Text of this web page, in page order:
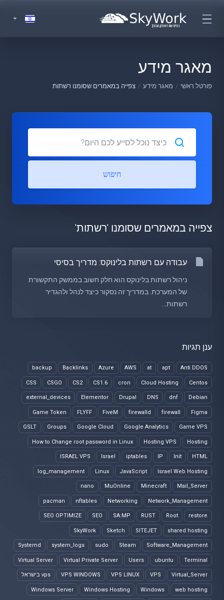
מאגר מידע
פורטל ראשי מאגר מידע צפייה במאמרים שסומנו רשתות
ענן תגיות
Anti DDOS
apt
at
AWS
Azure
Backlinks
backup
Centos
Cloud Hosting
cron
CS1.6
CS2
CSGO
CSS
Debian
dnf
DNS
Drupal
Elementor
external_devices
Figma
firewall
firewalld
FiveM
FLYFF
Game Token
Game VPS
Google Analytics
Google Cloud
Groups
GSLT
Hosting
Hosting VPS
How to Change root password in Linux
HTML
Init
IP
iptables
Israel
ISRAEL VPS
Israel Web Hosting
JavaScript
Linux
log_management
Mail_Server
Minecraft
MuOnline
nano
Network_Management
Networking
nftables
pacman
restore
Root
RUST
SA:MP
SEO
SEO OPTIMIZE
shared hosting
SITEJET
Sketch
SkyWork
Software_Management
Steam
sudo
system_logs
Systemd
Terminal
ubuntu
Users
Virtual Private Server
Virtual Server
Virtual_Server
VPS
VPS LINUX
VPS WINDOWS vps בישראל
web hosting
Windows
Windows Hosting
Windows Server
חיפוש
צפייה במאמרים שסומנו 'רשתות'
עבודה עם רשתות בלינוקס: מדריך בסיסי
ניהול רשתות בלינוקס הוא חלק חשוב בממשק התקשורת
של המערכת. במדריך זה נסקור כיצד לנהל ולהגדיר
רשתות...